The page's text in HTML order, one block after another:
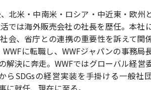
北米・中南米・ロシア・中近東・欧州
では海外販売会社の社長を歴任。本社
会、省庁との連携の重要性を訴えて関
に転職し、WWFジャパンの事務局
解決に奔走。WWFではグローバル経営
らSDGsの経営実装を手掛ける一般社